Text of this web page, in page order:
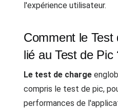
l'expérience utilisateur.
Comment le Test
lié au Test de Pic
Le test de charge
compris le test de pic,
performances de